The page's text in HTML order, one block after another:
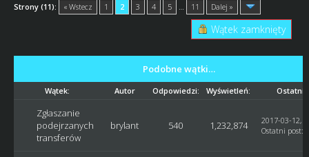
Strony (11): « Wstecz 1 2 3 4 5 11 Dalej »
Wątek zamknięty
Podobne wątki…
Wątek: Autor Odpowiedzi: Wyświetleń: Ostatni
Zgłaszanie
podejrzanych
transferów
brylant 540 1,232,874
2017-03-12,
Ostatni post: